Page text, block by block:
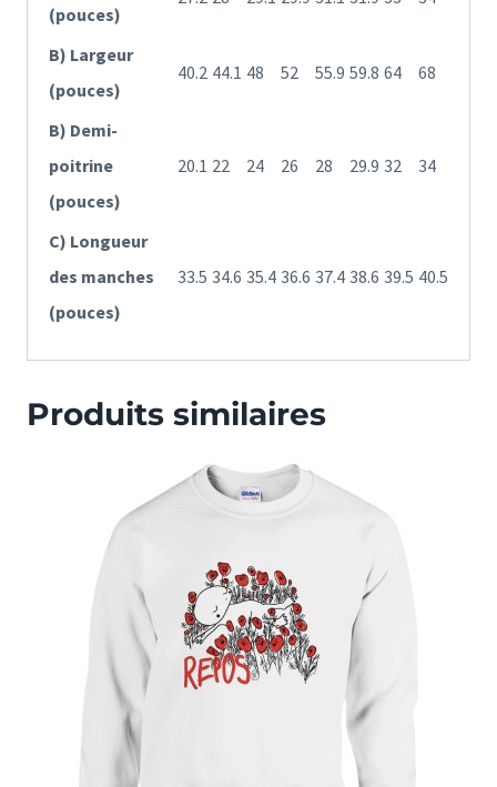
(pouces)
B) Largeur
(pouces)
40.2 44.1 48 52 55.9 59.8 64 68
B) Demi-
poitrine
(pouces)
20.1 22 24 26 28 29.9 32 34
C) Longueur
des manches
(pouces)
33.5 34.6 35.4 36.6 37.4 38.6 39.5 40.5
Produits similaires